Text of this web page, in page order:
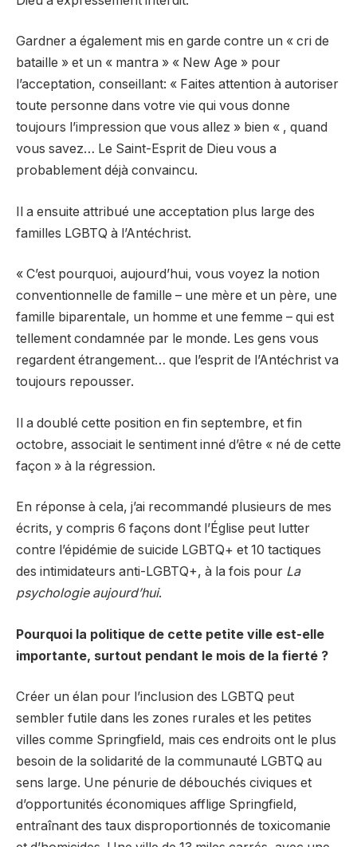
Gardner a également mis en garde contre un « cri de
bataille » et un « mantra » « New Age » pour
l’acceptation, conseillant: « Faites attention à autoriser
toute personne dans votre vie qui vous donne
toujours l’impression que vous allez » bien « , quand
vous savez… Le Saint-Esprit de Dieu vous a
probablement déjà convaincu.
Il a ensuite attribué une acceptation plus large des
familles LGBTQ à l’Antéchrist.
« C’est pourquoi, aujourd’hui, vous voyez la notion
conventionnelle de famille – une mère et un père, une
famille biparentale, un homme et une femme – qui est
tellement condamnée par le monde. Les gens vous
regardent étrangement… que l’esprit de l’Antéchrist va
toujours repousser.
Il a doublé cette position en fin septembre, et fin
octobre, associait le sentiment inné d’être « né de cette
façon » à la régression.
En réponse à cela, j’ai recommandé plusieurs de mes
écrits, y compris 6 façons dont l’Église peut lutter
contre l’épidémie de suicide LGBTQ+ et 10 tactiques
des intimidateurs anti-LGBTQ+, à la fois pour La
psychologie aujourd’hui.
Pourquoi la politique de cette petite ville est-elle
importante, surtout pendant le mois de la fierté ?
Créer un élan pour l’inclusion des LGBTQ peut
sembler futile dans les zones rurales et les petites
villes comme Springfield, mais ces endroits ont le plus
besoin de la solidarité de la communauté LGBTQ au
sens large. Une pénurie de débouchés civiques et
d’opportunités économiques afflige Springfield,
entraînant des taux disproportionnés de toxicomanie